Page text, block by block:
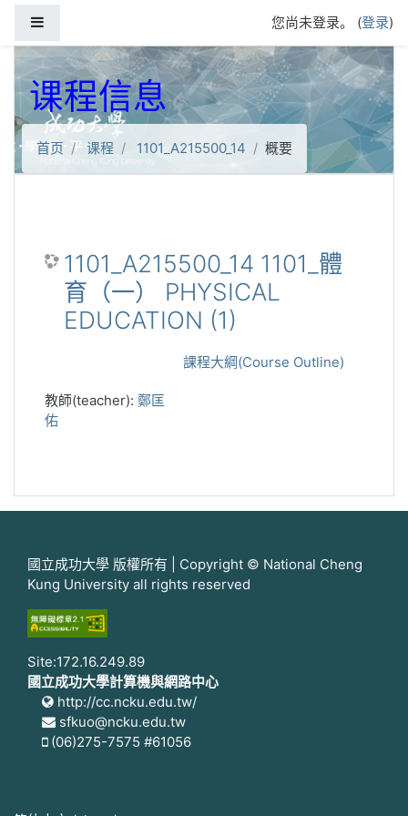
您尚未登录。 (登录)
课程信息
首页 课程 1101_A215500_14 概要
1101_A215500_14 1101_體
育（一） PHYSICAL
EDUCATION (1)
課程大綱(Course Outline)
教師(teacher): 鄭匡
佑
國立成功大學 版權所有 | Copyright © National Cheng
Kung University all rights reserved
Site:172.16.249.89
國立成功大學計算機與網路中心
http://cc.ncku.edu.tw/
sfkuo@ncku.edu.tw
(06)275-7575 #61056